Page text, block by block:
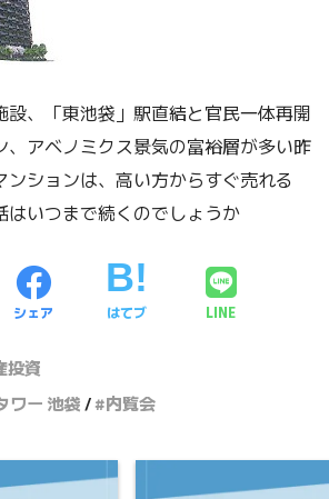
設、「東池袋」駅直結と官民一体再開
、アベノミクス景気の富裕層が多い昨
ションは、高い方からすぐ売れる
はいつまで続くのでしょうか
シェア はてブ LINE
投資
ワー 池袋 内覧会